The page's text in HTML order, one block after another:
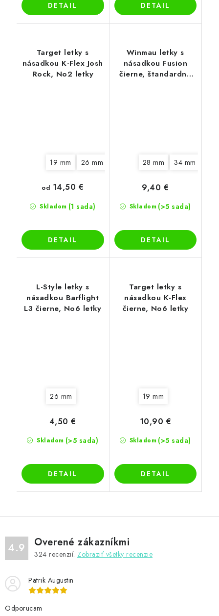
DETAIL DETAIL
Target letky s
násadkou K-Flex Josh
Rock, No2 letky
19 mm 26 mm
Skladom (1 sada)
od 14,50 €
DETAIL
Winmau letky s
násadkou Fusion
čierne, štandardné
28 mm 34 mm
Skladom (>5 sada)
9,40 €
DETAIL
L-Style letky s
násadkou Barflight
L3 čierne, No6 letky
26 mm
Skladom (>5 sada)
4,50 €
DETAIL
Target letky s
násadkou K-Flex
čierne, No6 letky
19 mm
Skladom (>5 sada)
10,90 €
DETAIL
4.9 Overené zákazníkmi
324 recenzií. Zobraziť všetky recenzie
Patrik Augustin
Odporucam